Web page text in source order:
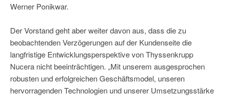
Werner Ponikwar.
Der Vorstand geht aber weiter davon aus, dass die zu
beobachtenden Verzögerungen auf der Kundenseite die
langfristige Entwicklungsperspektive von Thyssenkrupp
Nucera nicht beeinträchtigen. „Mit unserem ausgesprochen
robusten und erfolgreichen Geschäftsmodel, unseren
hervorragenden Technologien und unserer Umsetzungsstärke